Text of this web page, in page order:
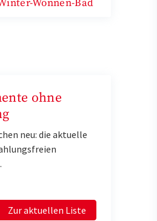
Wonnen-Bad
ohne
neu: die aktuelle
Zur aktuellen Liste